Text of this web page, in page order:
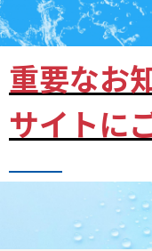
重要なお
サイトに